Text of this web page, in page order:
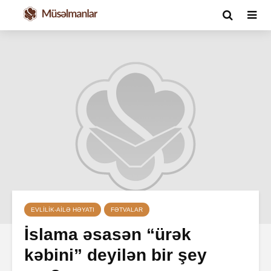
EVLILIK-AILƏ HƏYATI FƏTVALAR
İslama əsasən “ürək
kəbini” deyilən bir şey